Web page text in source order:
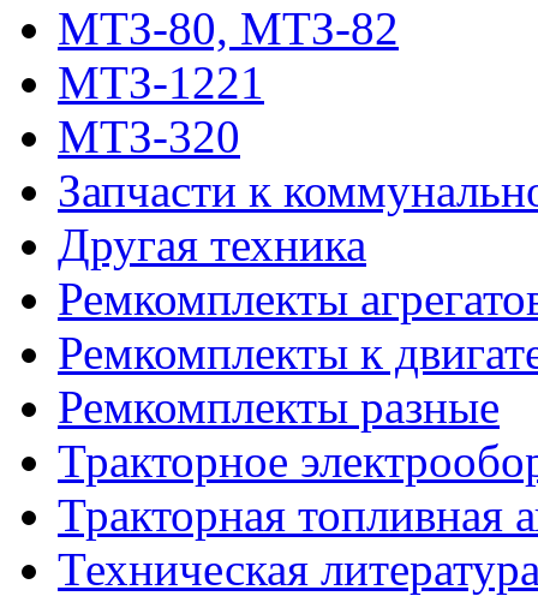
МТЗ-80, МТЗ-82
МТЗ-1221
МТЗ-320
Запчасти к
Другая техника
Ремкомплекты
Ремкомплекты к
Ремкомплекты разные
Тракторное
Тракторная топливная
Техническая